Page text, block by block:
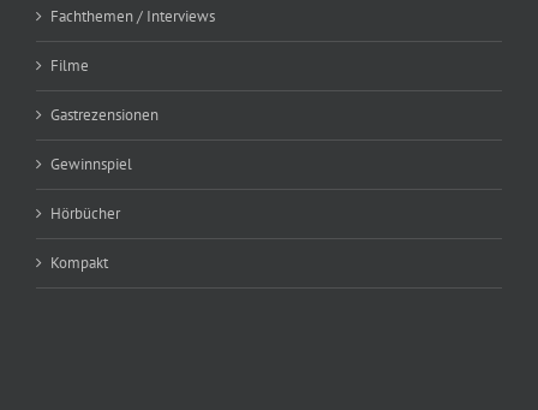
Fachthemen / Interviews
Filme
Gastrezensionen
Gewinnspiel
Hörbücher
Kompakt